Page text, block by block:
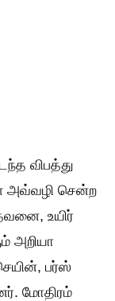
விபத்து
அவ்வழி சென்ற
உயிர்
அறியா
பர்ஸ்
மோதிரம்